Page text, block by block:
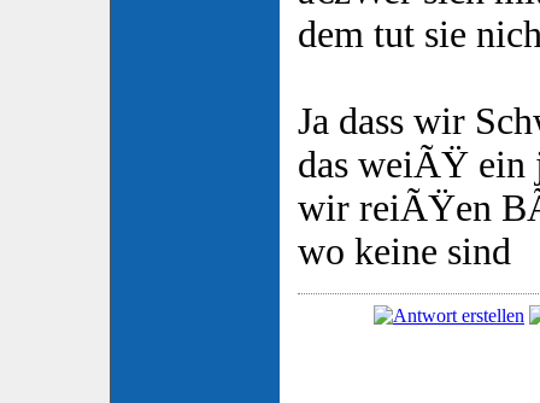
dem tut sie
Ja dass wir
das weiÃŸ ein
wir reiÃŸen
wo keine sind